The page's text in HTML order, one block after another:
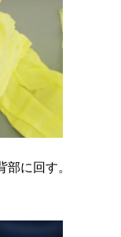
に回す。